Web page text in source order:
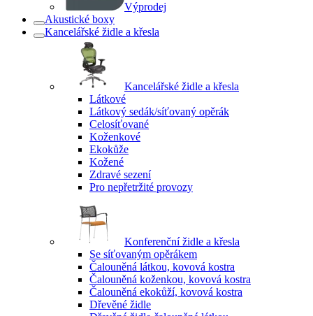
Výprodej
Akustické boxy
Kancelářské židle a křesla
Kancelářské židle a křesla
Látkové
Látkový sedák/síťovaný opěrák
Celosíťované
Koženkové
Ekokůže
Kožené
Zdravé sezení
Pro nepřetržité provozy
Konferenční židle a křesla
Se síťovaným opěrákem
Čalouněná látkou, kovová kostra
Čalouněná koženkou, kovová kostra
Čalouněná ekokůží, kovová kostra
Dřevěné židle